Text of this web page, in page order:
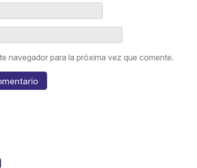
navegador para la próxima vez que comente.